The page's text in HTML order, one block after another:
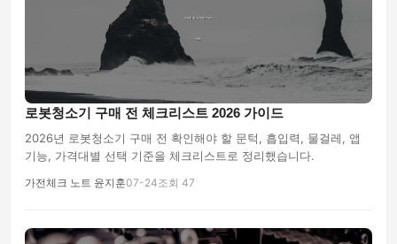
로봇청소기 구매 전 체크리스트 2026 가이드
2026년 로봇청소기 구매 전 확인해야 할 문턱, 흡입력, 물걸레, 앱
기능, 가격대별 선택 기준을 체크리스트로 정리했습니다.
가전체크 노트 윤지훈07-24조회 47